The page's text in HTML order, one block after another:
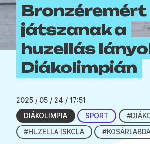
Bronzéremért
játszanak a
huzellás
Diákolimpián
2025 / 05 / 24 / 17:51
DIÁKOLIMPIA
SPORT
#HUZELLA ISKOLA